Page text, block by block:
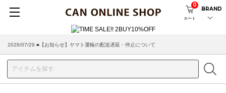
カート
0
BRAND
2026/07/29 ■【お知らせ】ヤマト運輸の配送遅延・停止について